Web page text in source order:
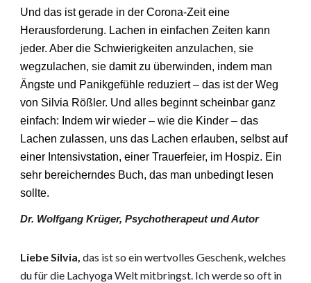
Und das ist gerade in der Corona-Zeit eine
Herausforderung. Lachen in einfachen Zeiten kann
jeder. Aber die Schwierigkeiten anzulachen, sie
wegzulachen, sie damit zu überwinden, indem man
Ängste und Panikgefühle reduziert – das ist der Weg
von Silvia Rößler. Und alles beginnt scheinbar ganz
einfach: Indem wir wieder – wie die Kinder – das
Lachen zulassen, uns das Lachen erlauben, selbst auf
einer Intensivstation, einer Trauerfeier, im Hospiz. Ein
sehr bereicherndes Buch, das man unbedingt lesen
sollte.
Dr. Wolfgang Krüger, Psychotherapeut und Autor
Liebe Silvia,das ist so ein wertvolles Geschenk, welches
du für die Lachyoga Welt mitbringst. Ich werde so oft in